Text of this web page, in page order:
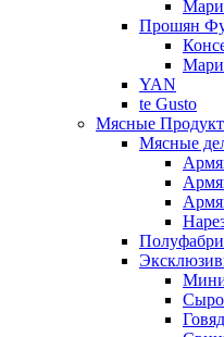
Прошян
YAN
te Gusto
Мясные
Мясные